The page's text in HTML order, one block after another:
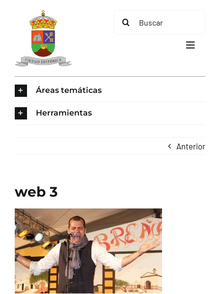
contenido
Buscar:
Toggle
CONTACTO
Áreas temáticas
Herramientas
Anterior
web 3